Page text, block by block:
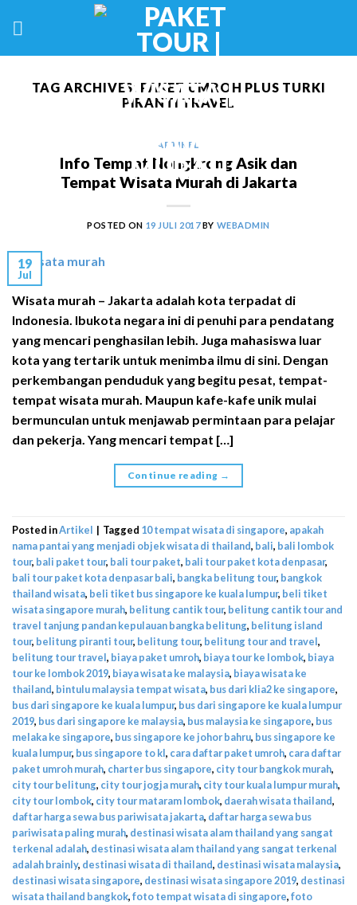
TAG ARCHIVES: PAKET UMROH PLUS TURKI
PIRANTI TRAVEL
ARTIKEL
Info Tempat Nongkrong Asik dan
Tempat Wisata Murah di Jakarta
POSTED ON 19 JULI 2017BY WEBADMIN
19
Jul
Wisata murah – Jakarta adalah kota terpadat di
Indonesia. Ibukota negara ini di penuhi para pendatang
yang mencari penghasilan lebih. Juga mahasiswa luar
kota yang tertarik untuk menimba ilmu di sini. Dengan
perkembangan penduduk yang begitu pesat, tempat-
tempat wisata murah. Maupun kafe-kafe unik mulai
bermunculan untuk menjawab permintaan para pelajar
dan pekerja. Yang mencari tempat […]
Continue reading →
Posted inArtikel | Tagged 10 tempat wisata di singapore, apakah
nama pantai yang menjadi objek wisata di thailand, bali, bali lombok
tour, bali paket tour, bali tour paket, bali tour paket kota denpasar,
bali tour paket kota denpasar bali, bangka belitung tour, bangkok
thailand wisata, beli tiket bus singapore ke kuala lumpur, beli tiket
wisata singapore murah, belitung cantik tour, belitung cantik tour and
travel tanjung pandan kepulauan bangka belitung, belitung island
tour, belitung piranti tour, belitung tour, belitung tour and travel,
belitung tour travel, biaya paket umroh, biaya tour ke lombok, biaya
tour ke lombok 2019, biaya wisata ke malaysia, biaya wisata ke
thailand, bintulu malaysia tempat wisata, bus dari klia2 ke singapore,
bus dari singapore ke kuala lumpur, bus dari singapore ke kuala lumpur
2019, bus dari singapore ke malaysia, bus malaysia ke singapore, bus
melaka ke singapore, bus singapore ke johor bahru, bus singapore ke
kuala lumpur, bus singapore to kl, cara daftar paket umroh, cara daftar
paket umroh murah, charter bus singapore, city tour bangkok murah,
city tour belitung, city tour jogja murah, city tour kuala lumpur murah,
city tour lombok, city tour mataram lombok, daerah wisata thailand,
daftar harga sewa bus pariwisata jakarta, daftar harga sewa bus
pariwisata paling murah, destinasi wisata alam thailand yang sangat
terkenal adalah, destinasi wisata alam thailand yang sangat terkenal
adalah brainly, destinasi wisata di thailand, destinasi wisata malaysia,
destinasi wisata singapore, destinasi wisata singapore 2019, destinasi
wisata thailand bangkok,foto tempat wisata di singapore,foto